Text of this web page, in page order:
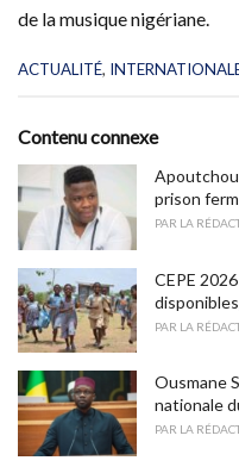
de la musique nigériane.
C
e
r
i
e
:
ACTUALITÉ,
Contenu connexe
Apoutchou
prison
PAR LA
CEPE
PAR LA
Ousmane
nationale
PAR LA